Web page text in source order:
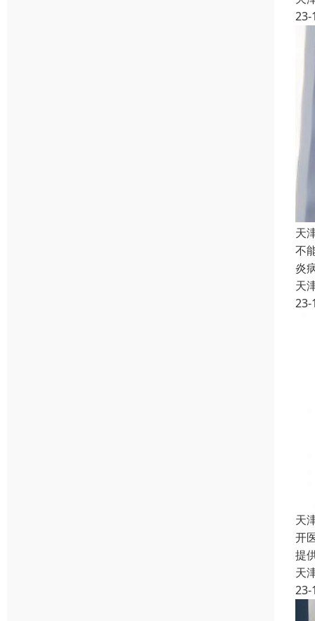
23-
天
不
炎
天
23-
天
开
提
天
23-